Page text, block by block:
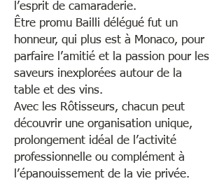
l’esprit de camaraderie.
Être promu Bailli délégué fut un
honneur, qui plus est à Monaco, pour
parfaire l’amitié et la passion pour les
saveurs inexplorées autour de la
table et des vins.
Avec les Rôtisseurs, chacun peut
découvrir une organisation unique,
prolongement idéal de l’activité
professionnelle ou complément à
l’épanouissement de la vie privée.